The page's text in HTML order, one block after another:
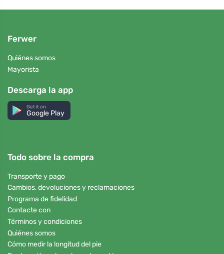
Ferwer
Quiénes somos
Mayorista
Descarga la app
Get it on
Google Play
Todo sobre la compra
Transporte y pago
Cambios, devoluciones y reclamaciones
Programa de fidelidad
Contacte con
Términos y condiciones
Quiénes somos
Cómo medir la longitud del pie